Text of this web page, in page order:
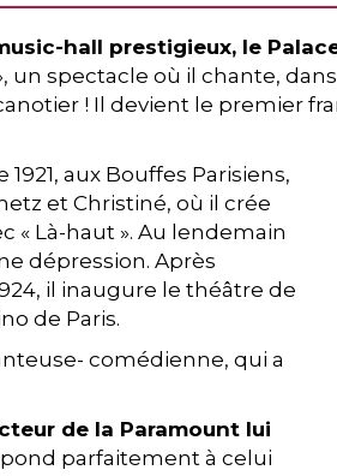
hall prestigieux, le
spectacle où il chante,
! Il devient le premier
aux Bouffes Parisiens,
et Christiné, où il crée
« Là-haut ». Au lendemain
dépression. Après
il inaugure le théâtre de
de Paris.
comédienne, qui a
de la Paramount lui
parfaitement à celui